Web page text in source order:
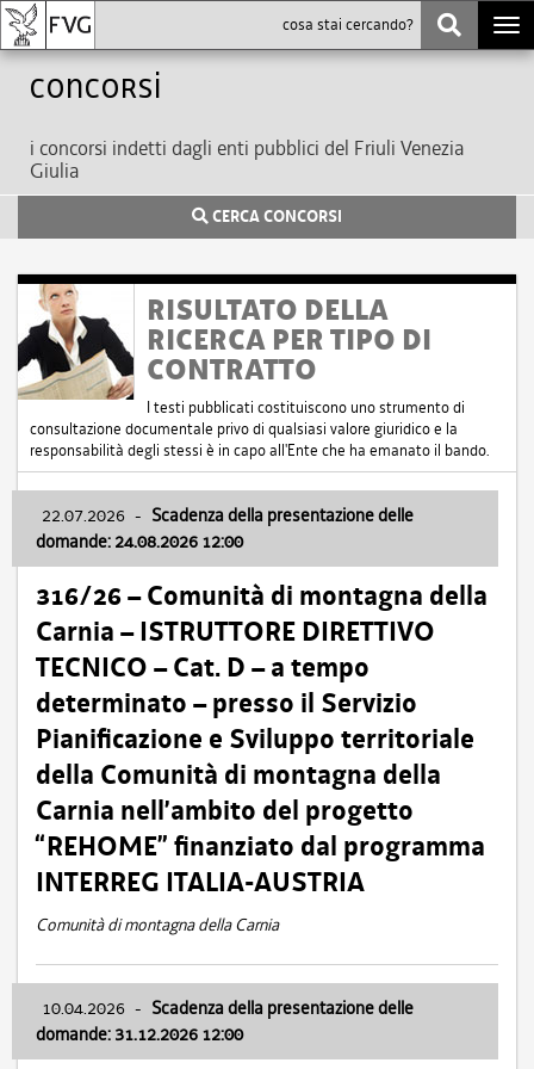
Concorsi
i concorsi indetti dagli enti pubblici del Friuli Venezia
Giulia
CERCA CONCORSI
RISULTATO DELLA
RICERCA PER TIPO DI
CONTRATTO
I testi pubblicati costituiscono uno strumento di
consultazione documentale privo di qualsiasi valore giuridico e la
responsabilità degli stessi è in capo all'Ente che ha emanato il bando.
22.07.2026 - Scadenza della presentazione delle
domande: 24.08.2026 12:00
316/26 – Comunità di montagna della
Carnia – ISTRUTTORE DIRETTIVO
TECNICO – Cat. D – a tempo
determinato – presso il Servizio
Pianificazione e Sviluppo territoriale
della Comunità di montagna della
Carnia nell’ambito del progetto
“REHOME” finanziato dal programma
INTERREG ITALIA-AUSTRIA
Comunità di montagna della Carnia
10.04.2026 - Scadenza della presentazione delle
domande: 31.12.2026 12:00